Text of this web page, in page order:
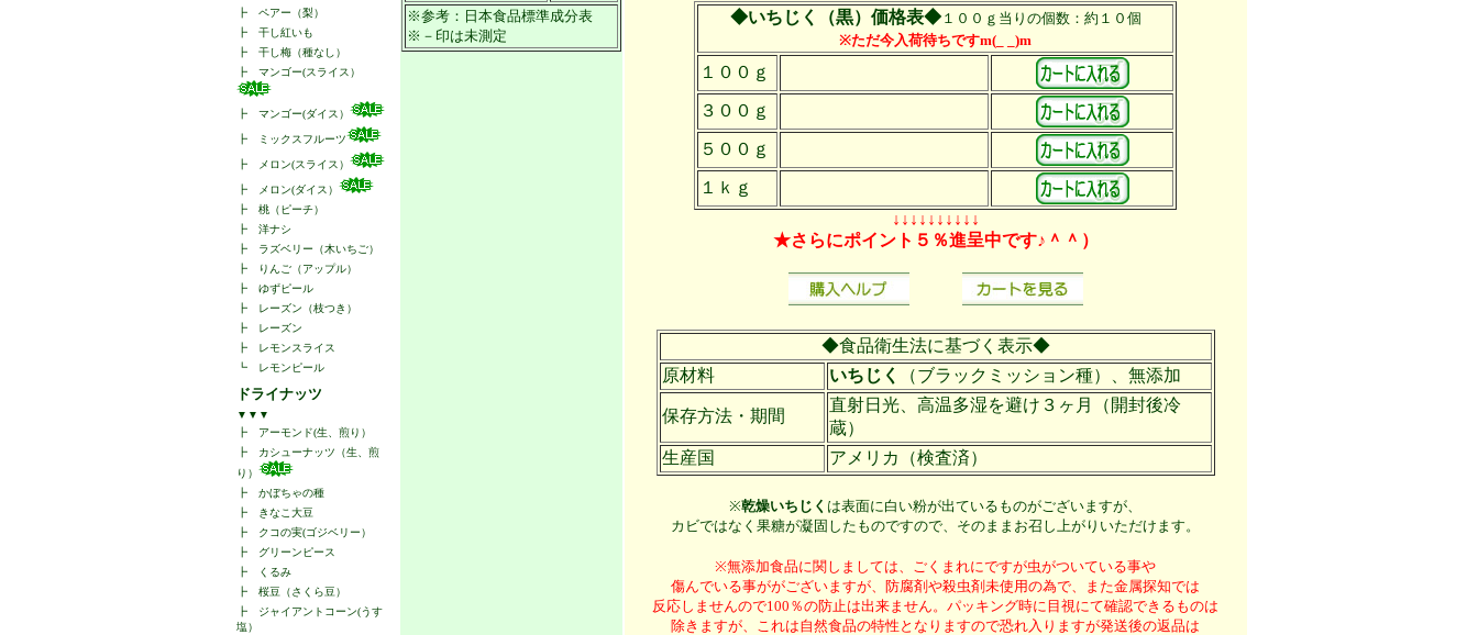
┣ ペアー（梨）
┣ 干し紅いも
┣ 干し梅（種なし）
┣ マンゴー(スライス）
┣ マンゴー(ダイス）
┣ ミックスフルーツ
┣ メロン(スライス）
┣
メロン(ダイス）
┣ 桃（ピーチ）
┣ 洋ナシ
┣
ラズベリー（木いちご）
┣
りんご（アップル）
┣ ゆずピール
┣
レーズン（枝つき）
┣
レーズン
┣
レモンスライス
┗
レモンピール
ドライナッツ
▼▼▼
┣
アーモンド(生、煎り）
┣
カシューナッツ（生、煎
り）
┣ かぼちゃの種
┣
きなこ大豆
┣
クコの実(ゴジベリー）
┣
グリーンピース
┣
くるみ
┣ 桜豆（さくら豆）
┣
ジャイアントコーン(うす
塩）
◆いちじく（黒）価格表◆１００ｇ当りの個数：約１０個
※ただ今入荷待ちですm(_ _)m
１００ｇ
３００ｇ
５００ｇ
１ｋｇ
↓↓↓↓↓↓↓↓↓↓
★さらにポイント５％進呈中です♪＾＾）
◆食品衛生法に基づく表示◆
原材料
いちじく （ブラックミッション種）、無添加
保存方法・期間
直射日光、高温多湿を避け３ヶ月（開封後冷
蔵）
生産国
アメリカ（検査済）
※乾燥いちじく は表面に白い粉が出ているものがございますが、
カビではなく果糖が凝固したものですので、そのままお召し上がりいただけます。
※無添加食品に関しましては、ごくまれにですが虫がついている事や
傷んでいる事ががございますが、防腐剤や殺虫剤未使用の為で、また金属探知では
反応しませんので100％の防止は出来ません。パッキング時に目視にて確認できるものは
除きますが、これは自然食品の特性となりますので恐れ入りますが発送後の返品は
※参考：日本食品標準成分表
※－印は未測定